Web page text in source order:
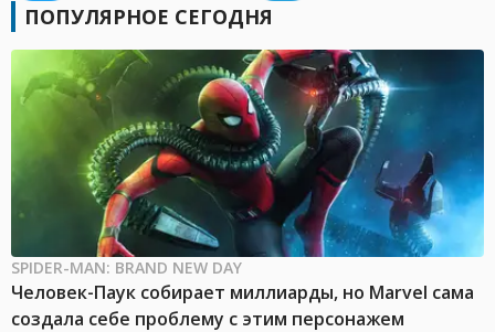
ПОПУЛЯРНОЕ СЕГОДНЯ
SPIDER-MAN: BRAND NEW DAY
Человек-Паук собирает миллиарды, но Marvel сама
создала себе проблему с этим персонажем